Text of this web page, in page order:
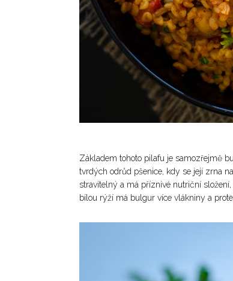
Základem tohoto pilafu je samozřejmě
tvrdých odrůd pšenice, kdy se její zrna
stravitelný a má příznivé nutriční
bílou rýží má bulgur více vlákniny a